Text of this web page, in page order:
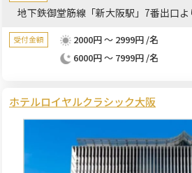
地下鉄御堂筋線「新大阪駅」7番出口
受付金額
2000円 ～ 2999円 /名
6000円 ～ 7999円 /名
ホテルロイヤルクラシック大阪